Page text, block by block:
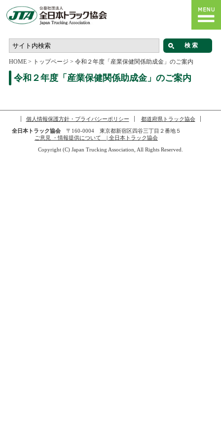
HOME> トップページ > 令和２年度「産業保健関係助成金」のご案内
令和２年度「産業保健関係助成金」のご案内
個人情報保護方針・プライバシーポリシー
都道府県トラック協会
全日本トラック協会〒160-0004 東京都新宿区四谷三丁目２番地５
ご意見 ・情報提供について | 全日本トラック協会
Copyright (C) Japan Trucking Association, All Rights Reserved.